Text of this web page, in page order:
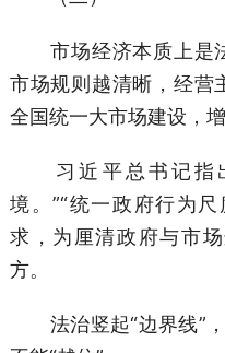
市场经济本质上是法
市场规则越清晰，经营
全国统一大市场建设，
习近平总书记指
境。”“统一政府行为
求，为厘清政府与市
方。
法治竖起“边界线”，